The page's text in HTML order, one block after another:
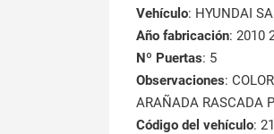
Vehículo: HYUNDAI
Año fabricación: 2010
Nº Puertas: 5
Observaciones:
ARAÑADA RASCADA
Código del vehículo: